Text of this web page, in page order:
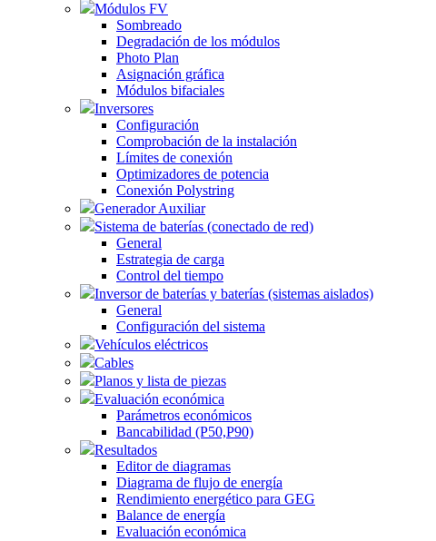
Módulos FV
Sombreado
Degradación de los módulos
Photo Plan
Asignación gráfica
Módulos bifaciales
Inversores
Configuración
Comprobación de la instalación
Límites de conexión
Optimizadores de potencia
Conexión Polystring
Generador Auxiliar
Sistema de baterías (conectado de red)
General
Estrategia de carga
Control del tiempo
Inversor de baterías y baterías (sistemas aislados)
General
Configuración del sistema
Vehículos eléctricos
Cables
Planos y lista de piezas
Evaluación económica
Parámetros económicos
Bancabilidad (P50,P90)
Resultados
Editor de diagramas
Diagrama de flujo de energía
Rendimiento energético para GEG
Balance de energía
Evaluación económica